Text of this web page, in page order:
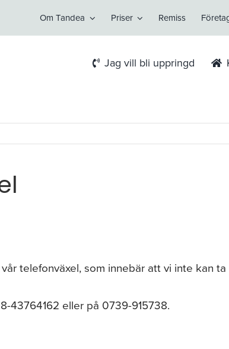
Om Tandea Priser Remiss
Jag vill bli uppringd
telefonväxel, som innebär att vi inte kan
43764162 eller på 0739-915738.